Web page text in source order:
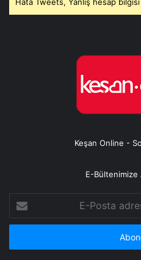
Keşan Online -
E-Bültenimize
Posta
adresinizi